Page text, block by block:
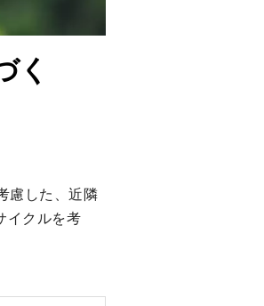
く
慮した、近隣
イクルを考